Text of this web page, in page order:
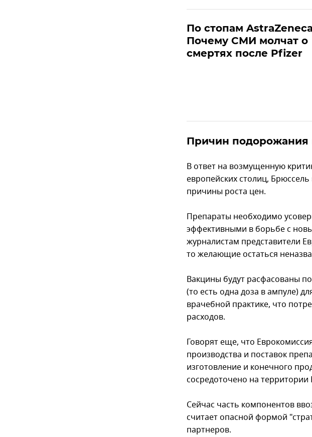
По стопам
Почему СМИ молчат о
смертях после Pfizer
Причин подорожания
В ответ на возмущенную
европейских столиц,
причины роста цен.
Препараты необходимо
эффективными в борьбе с
журналистам представители
то желающие остаться
Вакцины будут расфасованы
(то есть одна доза в ампуле)
врачебной практике, что
расходов.
Говорят еще, что
производства и поставок
изготовление и конечного
сосредоточено на территории
Сейчас часть компонентов
считает опасной формой
партнеров.